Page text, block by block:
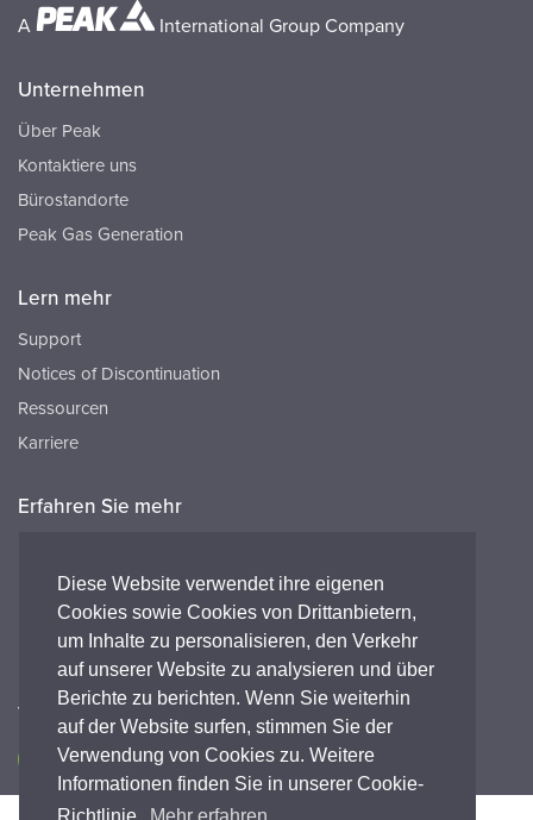
Diese Website verwendet ihre eigenen
Cookies sowie Cookies von Drittanbietern,
um Inhalte zu personalisieren, den Verkehr
auf unserer Website zu analysieren und über
Berichte zu berichten. Wenn Sie weiterhin
auf der Website surfen, stimmen Sie der
Verwendung von Cookies zu. Weitere
Informationen finden Sie in unserer Cookie-
A International Group Company
Unternehmen
Über Peak
Kontaktiere uns
Bürostandorte
Peak Gas Generation
Lern mehr
Support
Notices of Discontinuation
Ressourcen
Karriere
Erfahren Sie mehr
FAQ's
Peak HQ tel:+44 141 812 8100
Peak GmbH tel:+49 (0) 2421 694 5811
Verbinde dich mit uns